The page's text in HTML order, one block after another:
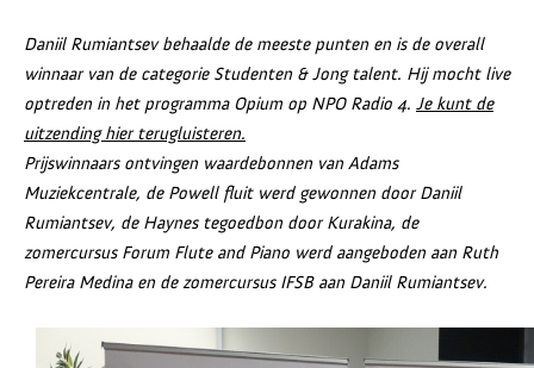
Daniil Rumiantsev behaalde de meeste punten en is de overall
winnaar van de categorie Studenten & Jong talent. Hij mocht live
optreden in het programma Opium op NPO Radio 4. Je kunt de
uitzending hier terugluisteren.
Prijswinnaars ontvingen waardebonnen van Adams
Muziekcentrale, de Powell fluit werd gewonnen door Daniil
Rumiantsev, de Haynes tegoedbon door Kurakina, de
zomercursus Forum Flute and Piano werd aangeboden aan Ruth
Pereira Medina en de zomercursus IFSB aan Daniil Rumiantsev.